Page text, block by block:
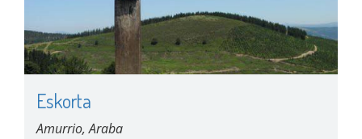
Eskorta
Amurrio, Araba